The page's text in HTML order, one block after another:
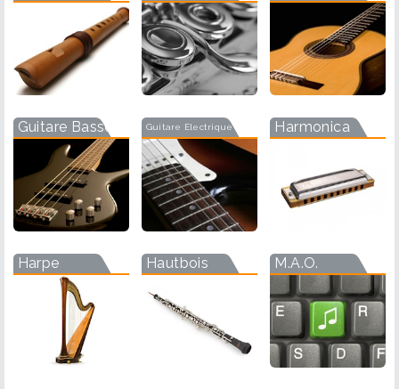
Guitare Basse Guitare Electrique Harmonica
Harpe Hautbois M.A.O.